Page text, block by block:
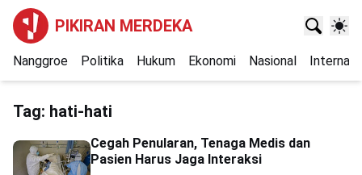
PIKIRAN MERDEKA
Nanggroe Politika Hukum Ekonomi Nasional
Tag: hati-hati
Cegah Penularan, Tenaga Medis dan
Pasien Harus Jaga Interaksi